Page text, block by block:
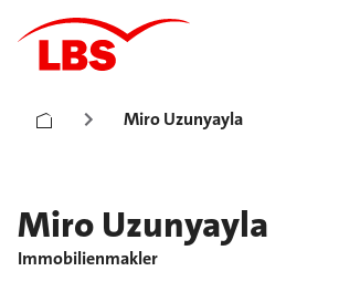
Miro Uzunyayla
Miro Uzunyayla
Immobilienmakler